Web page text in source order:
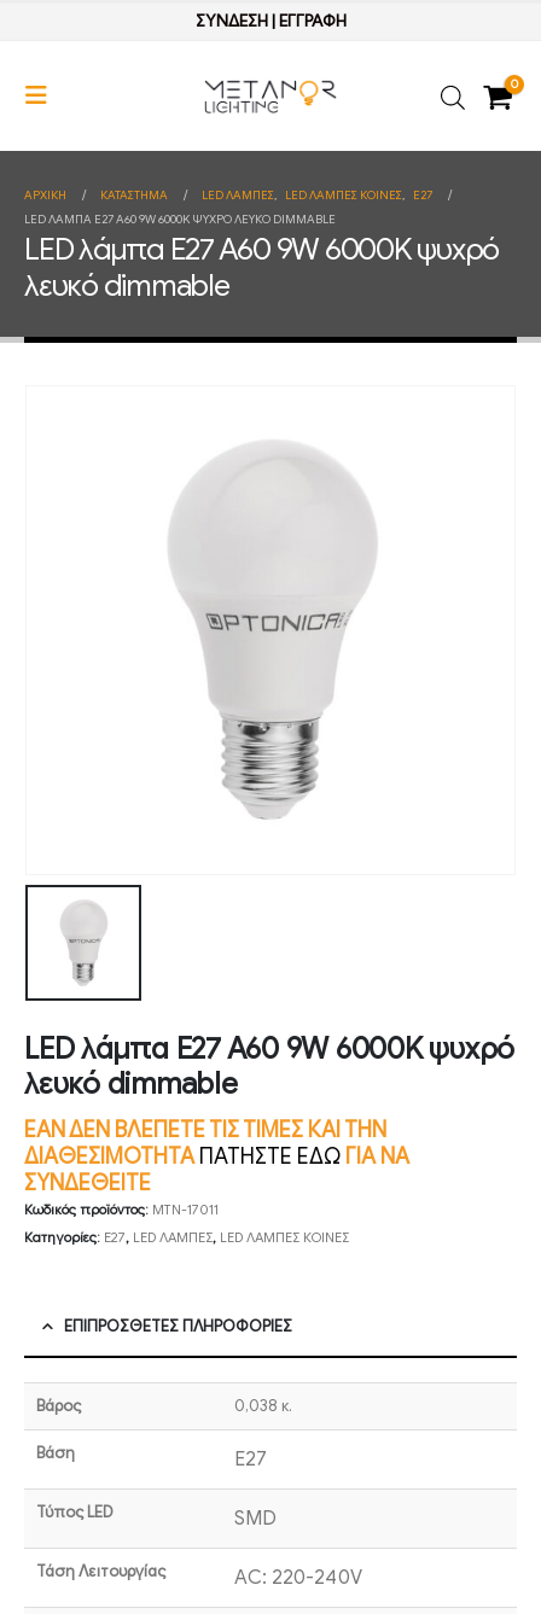
ΣΥΝΔΕΣΗ| ΕΓΓΡΑΦΗ
0
ΑΡΧΙΚΉ ΚΑΤΆΣΤΗΜΑ LED ΛΑΜΠΕΣ, LED ΛΑΜΠΕΣ ΚΟΙΝΕΣ,
E27
LED ΛΆΜΠΑ E27 A60 9W 6000K ΨΥΧΡΌ ΛΕΥΚΌ DIMMABLE
LED λάμπα E27 A60 9W 6000K ψυχρό
λευκό dimmable
LED λάμπα E27 A60 9W 6000K ψυχρό
λευκό dimmable
ΕΑΝ ΔΕΝ ΒΛΕΠΕΤΕ ΤΙΣ ΤΙΜΕΣ ΚΑΙ ΤΗΝ
ΔΙΑΘΕΣΙΜΟΤΗΤΑ ΠΑΤΗΣΤΕ ΕΔΩ ΓΙΑ ΝΑ
ΣΥΝΔΕΘΕΙΤΕ
Κωδικός προϊόντος: MTN-17011
Κατηγορίες: E27, LED ΛΑΜΠΕΣ, LED ΛΑΜΠΕΣ ΚΟΙΝΕΣ
ΕΠΙΠΡΌΣΘΕΤΕΣ ΠΛΗΡΟΦΟΡΊΕΣ
Βάρος 0,038 κ.
Βάση E27
Τύπος LED SMD
Τάση Λειτουργίας AC: 220-240V